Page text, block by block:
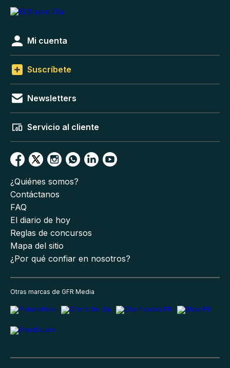
Mi cuenta
Suscríbete
Newsletters
Servicio al cliente
¿Quiénes somos?
Contáctanos
FAQ
El diario de hoy
Reglas de concursos
Mapa del sitio
¿Por qué confiar en nosotros?
Otras marcas de GFR Media